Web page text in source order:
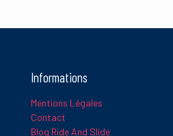
Informations
Mentions Légales
Contact
Blog Ride And Slide